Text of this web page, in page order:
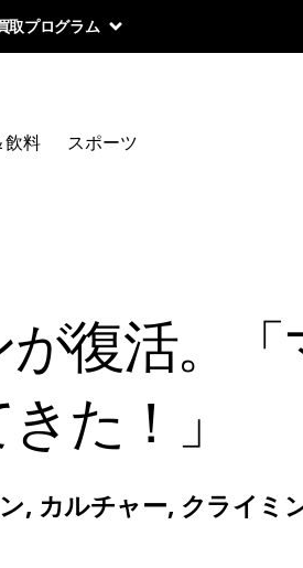
取プログラム
飲料 スポーツ
復活。
た！」
, カルチャー, クライミ